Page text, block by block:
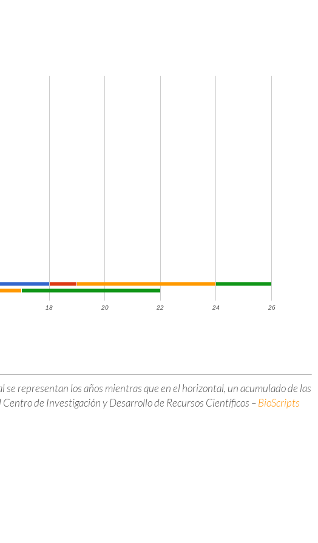
18 20 22 24 26
se representan los años mientras que en el horizontal, un acumulado de las
de Investigación y Desarrollo de Recursos Científicos –BioScripts